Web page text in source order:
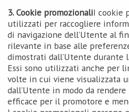
3. Cookie promozionaliI cookie
utilizzati per raccogliere
di navigazione dell’Utente al
rilevante in base alle
dimostrati dall’Utente durante
Essi sono utilizzati anche per
volte in cui viene visualizzata
dall’Utente in modo da
efficace per il promotore e